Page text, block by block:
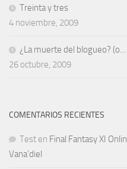
Treinta y tres
4 noviembre, 2009
¿La muerte del blogueo?
26 octubre, 2009
COMENTARIOS RECIENTES
Test en Final Fantasy XI
Vana’diel